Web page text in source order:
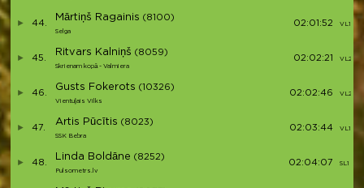
44.
Mārtiņš Ragainis (8100)
Selga
02:01:52 VL1 (33)
45.
Ritvars Kalniņš (8059)
Skrienam kopā - Valmiera
02:02:21 VL2 (11)
46.
Gusts Fokerots (10326)
Vientuļais Vilks
02:02:46 VL2 (12)
47.
Artis Pūcītis (8023)
SSK Bebra
02:03:44 VL1 (34)
48.
Linda Boldāne (8252)
Pulsometrs.lv
02:04:07 SL1 (2)